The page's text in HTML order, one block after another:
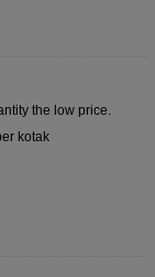
the low price.
kotak